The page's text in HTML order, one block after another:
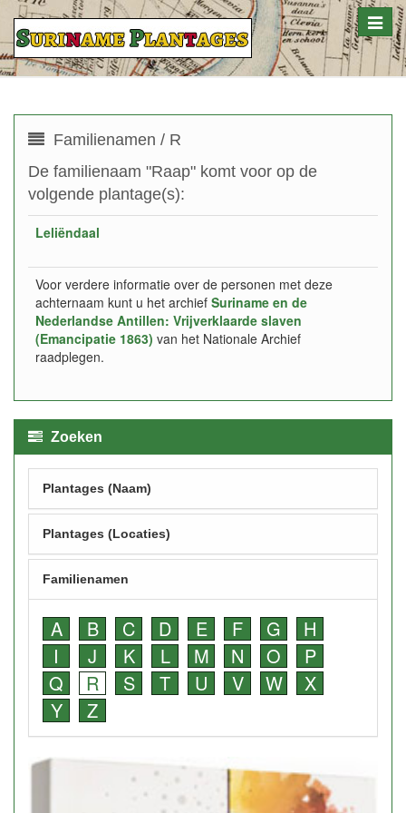
Toggle
Familienamen / R
De familienaam "Raap" komt voor op de
volgende plantage(s):
Leliëndaal
Voor verdere informatie over de personen met deze
achternaam kunt u het archief Suriname en de
Nederlandse Antillen: Vrijverklaarde slaven
(Emancipatie 1863) van het Nationale Archief
raadplegen.
Zoeken
Plantages (Naam)
Plantages (Locaties)
Familienamen
A B C D E F G
H
I
J K L M N O
P
Q
R S T U V W
X
Y
Z